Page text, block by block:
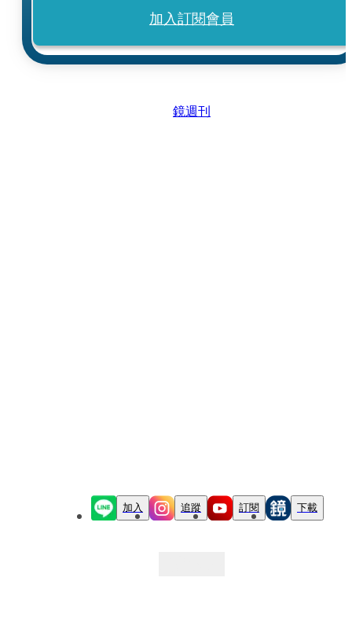
加入訂閱會員
鏡週刊
加入 追蹤 訂閱 下載